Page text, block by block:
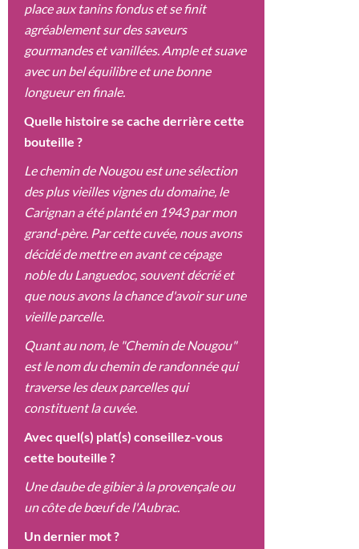
place aux tanins fondus et se finit
agréablement sur des saveurs
gourmandes et vanillées. Ample et suave
avec un bel équilibre et une bonne
longueur en finale.
Quelle histoire se cache derrière cette
bouteille ?
Le chemin de Nougou est une sélection
des plus vieilles vignes du domaine, le
Carignan a été planté en 1943 par mon
grand-père. Par cette cuvée, nous avons
décidé de mettre en avant ce cépage
noble du Languedoc, souvent décrié et
que nous avons la chance d'avoir sur une
vieille parcelle.
Quant au nom, le "Chemin de Nougou"
est le nom du chemin de randonnée qui
traverse les deux parcelles qui
constituent la cuvée.
Avec quel(s) plat(s) conseillez-vous
cette bouteille ?
Une daube de gibier à la provençale ou
un côte de bœuf de l'Aubrac.
Un dernier mot ?